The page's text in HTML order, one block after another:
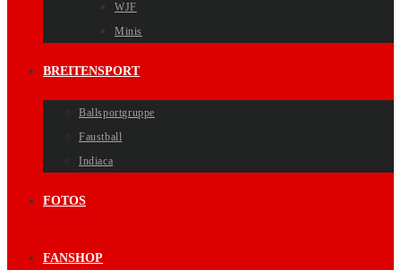
WJF
Minis
BREITENSPORT
Ballsportgruppe
Faustball
Indiaca
FOTOS
FANSHOP